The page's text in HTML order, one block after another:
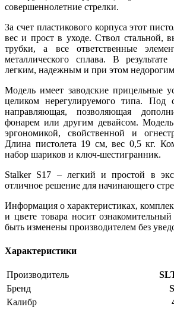
совершеннолетние стрелки.
За счет пластикового корпуса этот
вес и прост в уходе. Ствол стальной,
трубки, а все ответственные
металлического сплава. В
легким, надежным и при этом
Модель имеет заводские прицельные
целиком нерегулируемого типа. Под
направляющая, позволяющая
фонарем или другим девайсом. Модель
эргономикой, свойственной и
Длина пистолета 19 см, вес 0,5 кг.
набор шариков и ключ-шестигранник.
Stalker S17 – легкий и простой в
отличное решение для начинающего
Информация о характеристиках,
и цвете товара носит
быть изменены производителем без
Характеристики
Производитель
Брeнд
Калибр